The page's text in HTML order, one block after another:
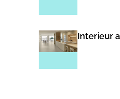
Interieur